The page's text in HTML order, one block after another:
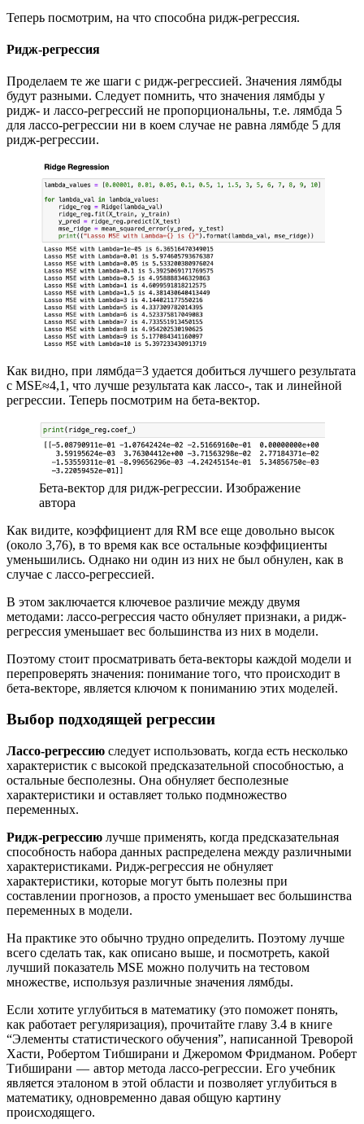
Теперь посмотрим, на что способна ридж-регрессия.
Ридж-регрессия
Проделаем те же шаги с ридж-регрессией. Значения лямбды
будут разными. Следует помнить, что значения лямбды у
ридж- и лассо-регрессий не пропорциональны, т.е. лямбда 5
для лассо-регрессии ни в коем случае не равна лямбде 5 для
ридж-регрессии.
Как видно, при лямбда=3 удается добиться лучшего результата
с MSE≈4,1, что лучше результата как лассо-, так и линейной
регрессии. Теперь посмотрим на бета-вектор.
Бета-вектор для ридж-регрессии. Изображение
автора
Как видите, коэффициент для RM все еще довольно высок
(около 3,76), в то время как все остальные коэффициенты
уменьшились. Однако ни один из них не был обнулен, как в
случае с лассо-регрессией.
В этом заключается ключевое различие между двумя
методами: лассо-регрессия часто обнуляет признаки, а ридж-
регрессия уменьшает вес большинства из них в модели.
Поэтому стоит просматривать бета-векторы каждой модели и
перепроверять значения: понимание того, что происходит в
бета-векторе, является ключом к пониманию этих моделей.
Выбор подходящей регрессии
Лассо-регрессию следует использовать, когда есть несколько
характеристик с высокой предсказательной способностью, а
остальные бесполезны. Она обнуляет бесполезные
характеристики и оставляет только подмножество
переменных.
Ридж-регрессию лучше применять, когда предсказательная
способность набора данных распределена между различными
характеристиками. Ридж-регрессия не обнуляет
характеристики, которые могут быть полезны при
составлении прогнозов, а просто уменьшает вес большинства
переменных в модели.
На практике это обычно трудно определить. Поэтому лучше
всего сделать так, как описано выше, и посмотреть, какой
лучший показатель MSE можно получить на тестовом
множестве, используя различные значения лямбды.
Если хотите углубиться в математику (это поможет понять,
как работает регуляризация), прочитайте главу 3.4 в книге
“Элементы статистического обучения”, написанной Треворой
Хасти, Робертом Тибширани и Джеромом Фридманом. Роберт
Тибширани — автор метода лассо-регрессии. Его учебник
является эталоном в этой области и позволяет углубиться в
математику, одновременно давая общую картину
происходящего.